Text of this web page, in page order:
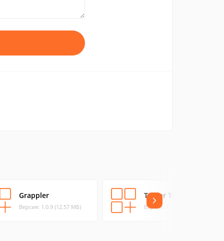
Grappler
Версия: 1.0.9 (12.57 МБ)
Trailer Tracker
Версия: 1.5.0 (2.99 МБ)